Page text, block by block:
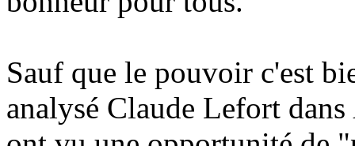
Sauf que le pouvoir c'est
analysé Claude Lefort dans